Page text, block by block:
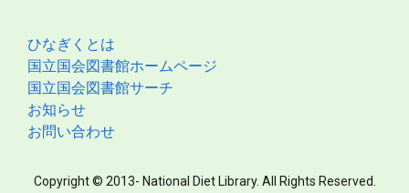
ひなぎくとは
国立国会図書館ホームページ
国立国会図書館サーチ
お知らせ
お問い合わせ
Copyright © 2013- National Diet Library. All Rights Reserved.